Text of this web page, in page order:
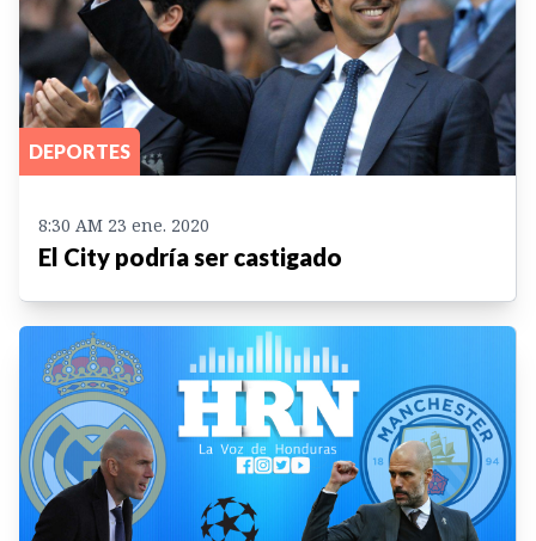
DEPORTES
8:30 AM 23 ene. 2020
El City podría ser castigado